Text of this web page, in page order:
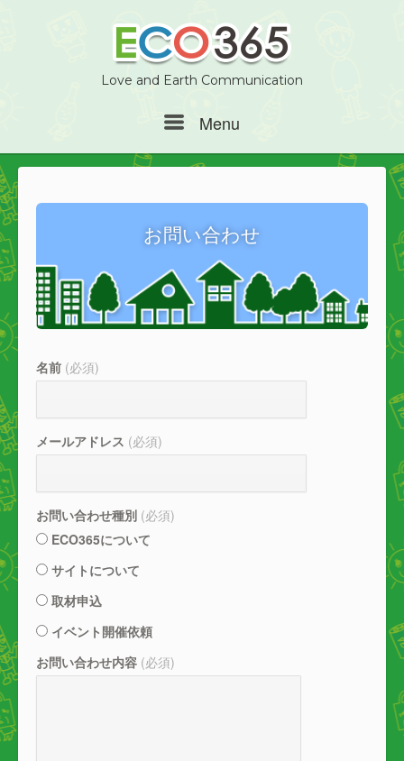
Love and Earth Communication
Menu
お問い合わせ
名前 (必須)
メールアドレス (必須)
お問い合わせ種別 (必須)
ECO365について
サイトについて
取材申込
イベント開催依頼
お問い合わせ内容 (必須)